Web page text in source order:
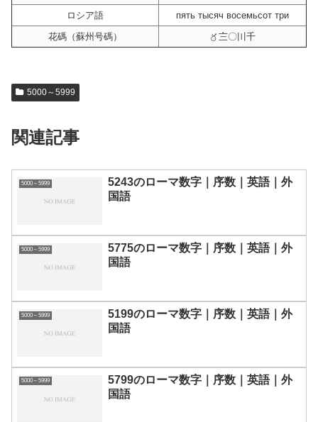
ロシア語
пять тысяч восемьсот три
花碼（蘇州号碼）
〥〨〇〣千
5000～5999
関連記事
5000～5999
5243のローマ数字｜序数｜英語｜外
国語
5000～5999
5775のローマ数字｜序数｜英語｜外
国語
5000～5999
5199のローマ数字｜序数｜英語｜外
国語
5000～5999
5799のローマ数字｜序数｜英語｜外
国語